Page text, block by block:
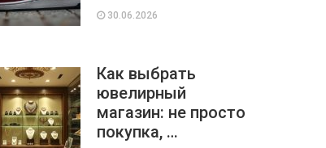
30.06.2026
Как выбрать
ювелирный
магазин: не просто
покупка, …